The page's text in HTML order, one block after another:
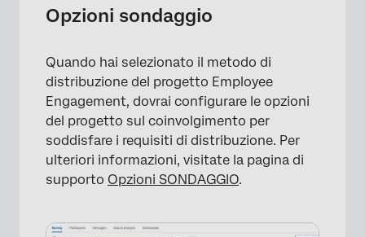
Opzioni sondaggio
Quando hai selezionato il metodo di
distribuzione del progetto Employee
Engagement, dovrai configurare le opzioni
del progetto sul coinvolgimento per
soddisfare i requisiti di distribuzione. Per
ulteriori informazioni, visitate la pagina di
supporto Opzioni SONDAGGIO.